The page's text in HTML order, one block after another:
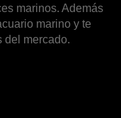
marinos. Además
marino y te
del mercado.